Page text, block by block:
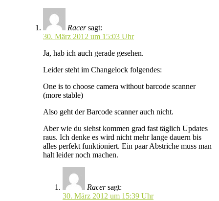
Racer sagt:
30. März 2012 um 15:03 Uhr
Ja, hab ich auch gerade gesehen.
Leider steht im Changelock folgendes:
One is to choose camera without barcode scanner
(more stable)
Also geht der Barcode scanner auch nicht.
Aber wie du siehst kommen grad fast täglich Updates
raus. Ich denke es wird nicht mehr lange dauern bis
alles perfekt funktioniert. Ein paar Abstriche muss man
halt leider noch machen.
Racer sagt:
30. März 2012 um 15:39 Uhr